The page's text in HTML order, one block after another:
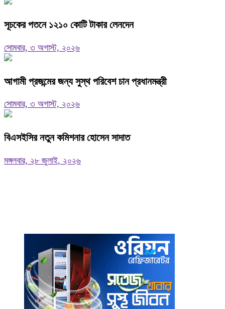
সূচকের পতনে ১২১০ কোটি টাকার লেনদেন
সোমবার, ৩ অগাস্ট, ২০২৬
আগামী প্রজন্মের জন্য সুস্থ পরিবেশ চান প্রধানমন্ত্রী
সোমবার, ৩ অগাস্ট, ২০২৬
বিএসইসির নতুন কমিশনার হোসেন সাদাত
মঙ্গলবার, ২৮ জুলাই, ২০২৬